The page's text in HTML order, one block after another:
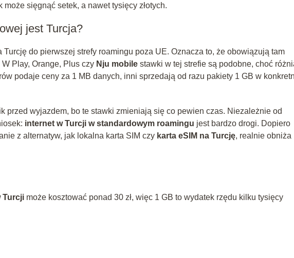
sięgnąć setek, a nawet tysięcy złotych.
jest Turcja?
do pierwszej strefy roamingu poza UE. Oznacza to, że obowiązują tam
Play, Orange, Plus czy Nju mobile stawki w tej strefie są podobne, choć
podaje ceny za 1 MB danych, inni sprzedają od razu pakiety 1 GB w
przed wyjazdem, bo te stawki zmieniają się co pewien czas. Niezależnie od
internet w Turcji w standardowym roamingu jest bardzo drogi. Dopiero
z alternatyw, jak lokalna karta SIM czy karta eSIM na Turcję, realnie obniża
Turcji może kosztować ponad 30 zł, więc 1 GB to wydatek rzędu kilku tysięcy